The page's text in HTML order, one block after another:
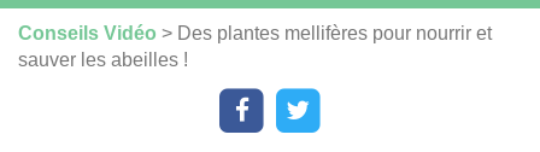
Conseils Vidéo > Des plantes mellifères pour nourrir et
sauver les abeilles !